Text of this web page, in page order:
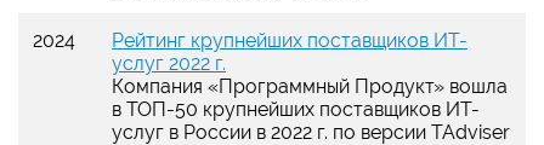
2024
Рейтинг крупнейших поставщиков ИТ-
услуг 2022 г.
Компания «Программный Продукт» вошла
в ТОП-50 крупнейших поставщиков ИТ-
услуг в России в 2022 г. по версии TAdviser